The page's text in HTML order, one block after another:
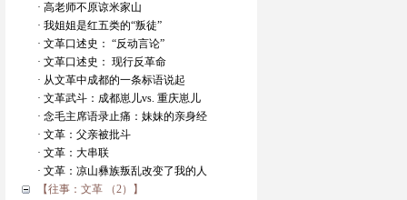
· 高老师不原谅米家山
· 我姐姐是红五类的“叛徒”
· 文革口述史： “反动言论”
· 文革口述史： 现行反革命
· 从文革中成都的一条标语说起
· 文革武斗：成都崽儿vs. 重庆崽儿
· 念毛主席语录止痛：妹妹的亲身经
· 文革：父亲被批斗
· 文革：大串联
· 文革：凉山彝族叛乱改变了我的人
【往事：文革 （2）】